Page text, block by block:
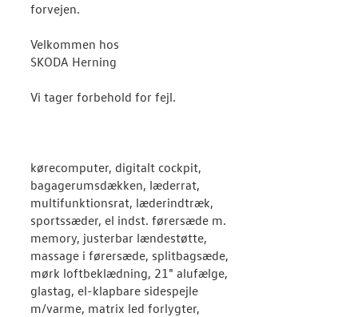
forvejen.
Velkommen hos
SKODA Herning
Vi tager forbehold for fejl.
kørecomputer, digitalt cockpit,
bagagerumsdækken, læderrat,
multifunktionsrat, læderindtræk,
sportssæder, el indst. førersæde m.
memory, justerbar lændestøtte,
massage i førersæde, splitbagsæde,
mørk loftbeklædning, 21" alufælge,
glastag, el-klapbare sidespejle
m/varme, matrix led forlygter,